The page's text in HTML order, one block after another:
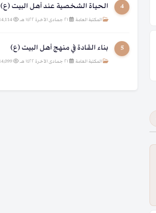
4 الحياة الشخصية عند أهل البيت (ع)
المكتبة العامة |
5 بناء القادة في منهج أهل البيت (ع)
المكتبة العامة |